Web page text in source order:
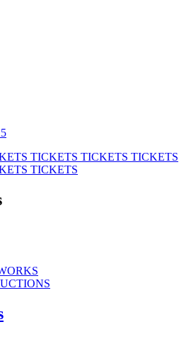
TICKETS TICKETS TICKETS
TICKETS